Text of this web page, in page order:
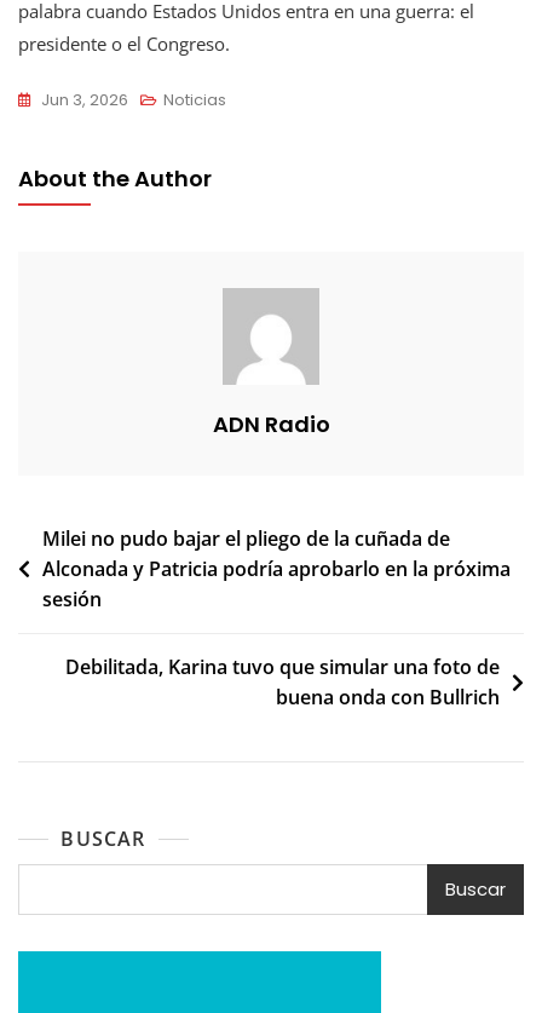
palabra cuando Estados Unidos entra en una guerra: el
presidente o el Congreso.
Jun 3, 2026 Noticias
About the Author
ADN Radio
Navegación
de
entradas
Milei no pudo bajar el pliego de la cuñada de
Alconada y Patricia podría aprobarlo en la próxima
sesión
Debilitada, Karina tuvo que simular una foto de
buena onda con Bullrich
BUSCAR
Buscar